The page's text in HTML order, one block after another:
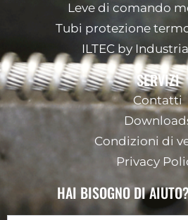
Leve di comando
Tubi protezione
ILTEC by
SERVIZI
Contatti
Condizioni di
Privacy
HAI BISOGNO DI